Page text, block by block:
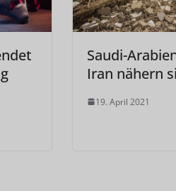
Saudi-
Iran nähern
19. April 2021